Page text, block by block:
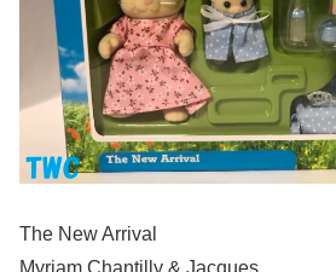
The New Arrival
Myriam Chantilly & Jacques